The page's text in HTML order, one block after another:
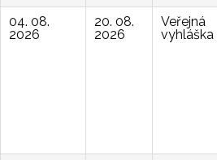
04. 08.
2026
20. 08.
2026
Veřejná
vyhláška